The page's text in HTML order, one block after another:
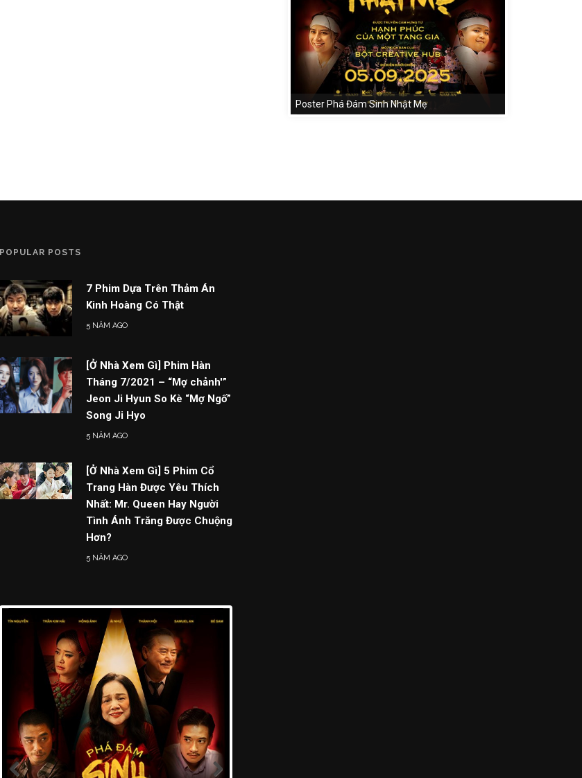
Poster Phá Đám Sinh Nhật Mẹ
POPULAR POSTS
7 Phim Dựa Trên Thảm Án
Kinh Hoàng Có Thật
5 NĂM AGO
[Ở Nhà Xem Gì] Phim Hàn
Tháng 7/2021 – “Mợ chảnh'”
Jeon Ji Hyun So Kè “Mợ Ngố”
Song Ji Hyo
5 NĂM AGO
[Ở Nhà Xem Gì] 5 Phim Cổ
Trang Hàn Được Yêu Thích
Nhất: Mr. Queen Hay Người
Tình Ánh Trăng Được Chuộng
Hơn?
5 NĂM AGO